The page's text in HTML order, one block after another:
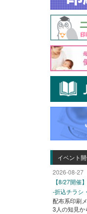
イベント
2026-08-27
【8/27開催
-折込チラシ
配布系印刷
3人の知見